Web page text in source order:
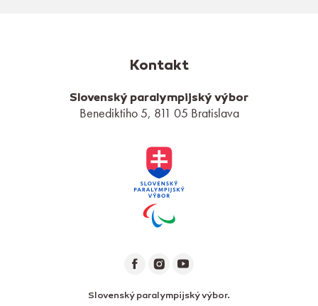
Kontakt
Slovenský paralympijský výbor
Benediktiho 5, 811 05 Bratislava
Slovenský paralympijský výbor.